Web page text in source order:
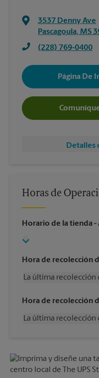
3537 Denny Ave
Pascagoula, MS
(228) 769-0400
Página De
Detalles
Horas de
Horario de la tienda -
Hora de recolección
La última recolección
Miércoles
5:00
Viernes
5:00
Martes
Hora de recolección
La última recolección
Viernes
5:00
Sábado
Sin